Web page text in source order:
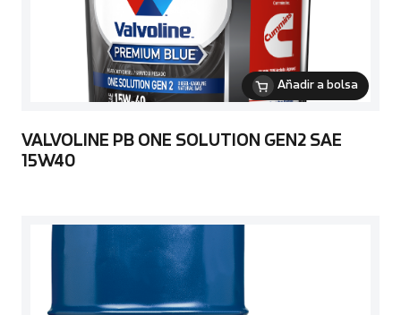
Añadir a bolsa
VALVOLINE PB ONE SOLUTION GEN2 SAE
15W40